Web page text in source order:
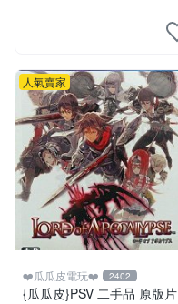
人氣賣家
❤️瓜瓜皮電玩❤️ 2402
{瓜瓜皮}PSV 二手品 原版片